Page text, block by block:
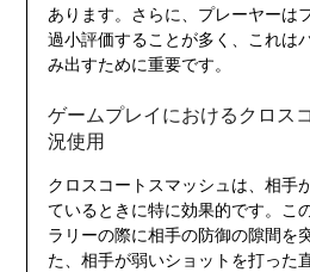
あります。さらに、プレーヤーは
過小評価することが多く、これは
み出すために重要です。
ゲームプレイにおけるクロス
況使用
クロスコートスマッシュは、相手
ているときに特に効果的です。こ
ラリーの際に相手の防御の隙間を
た、相手が弱いショットを打った